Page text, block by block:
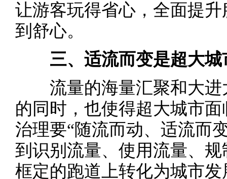
让游客玩得省心，全面提
到舒心。
三、适流而变是超大
流量的海量汇聚和大进
的同时，也使得超大城市
治理要“随流而动、适流而
到识别流量、使用流量、
框定的跑道上转化为城市